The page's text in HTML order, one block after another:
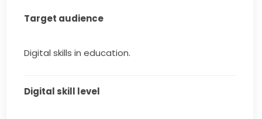
Target audience
Digital skills in education.
Digital skill level